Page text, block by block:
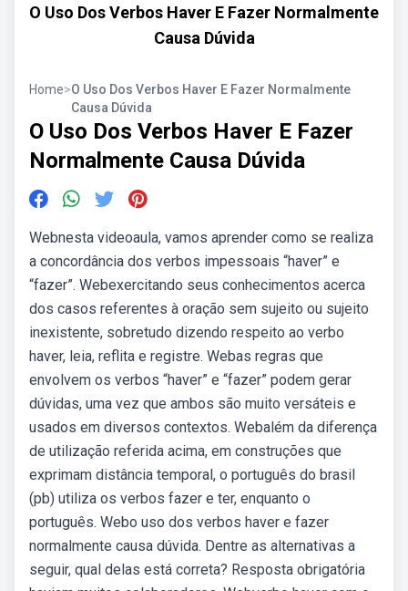
O Uso Dos Verbos Haver E Fazer Normalmente
Causa Dúvida
Home>O Uso Dos Verbos Haver E Fazer Normalmente
Causa Dúvida
O Uso Dos Verbos Haver E Fazer
Normalmente Causa Dúvida
Webnesta videoaula, vamos aprender como se realiza
a concordância dos verbos impessoais “haver” e
“fazer”. Webexercitando seus conhecimentos acerca
dos casos referentes à oração sem sujeito ou sujeito
inexistente, sobretudo dizendo respeito ao verbo
haver, leia, reflita e registre. Webas regras que
envolvem os verbos “haver” e “fazer” podem gerar
dúvidas, uma vez que ambos são muito versáteis e
usados em diversos contextos. Webalém da diferença
de utilização referida acima, em construções que
exprimam distância temporal, o português do brasil
(pb) utiliza os verbos fazer e ter, enquanto o
português. Webo uso dos verbos haver e fazer
normalmente causa dúvida. Dentre as alternativas a
seguir, qual delas está correta? Resposta obrigatória